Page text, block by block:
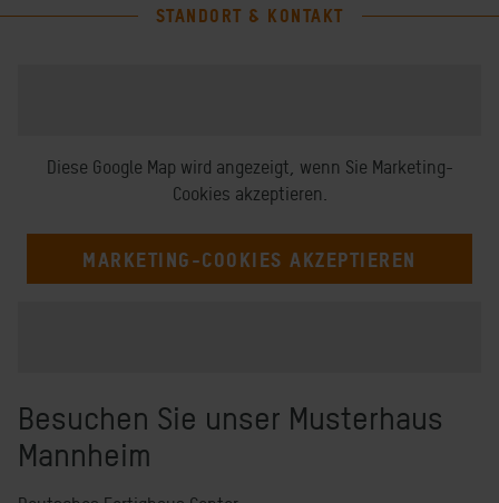
STANDORT & KONTAKT
Diese Google Map wird angezeigt, wenn Sie Marketing-
Cookies akzeptieren.
MARKETING-COOKIES AKZEPTIEREN
Besuchen Sie unser Musterhaus
Mannheim